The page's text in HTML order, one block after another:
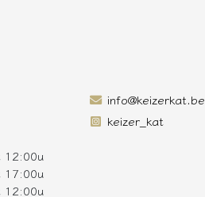
12:00u
17:00u
12:00u
info@keizerkat.be
keizer_kat